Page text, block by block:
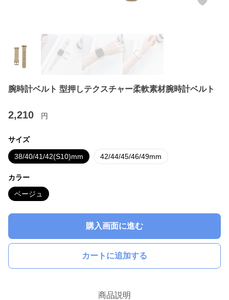
腕時計ベルト 型押しテクスチャー柔軟素材腕時計ベルト
2,210 円
サイズ
38/40/41/42(S10)mm 42/44/45/46/49mm
カラー
ベージュ
購入画面に進む
カートに追加する
商品説明